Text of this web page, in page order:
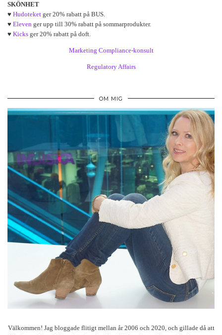
SKÖNHET
♥ Hudoteket ger 20% rabatt på BUS.
♥ Eleven ger upp till 30% rabatt på sommarprodukter.
♥ Kicks ger 20% rabatt på doft.
Marketing Compliance-konsult
Regulatory Affairs
OM MIG
Välkommen! Jag bloggade flitigt mellan år 2006 och 2020, och gillade då att